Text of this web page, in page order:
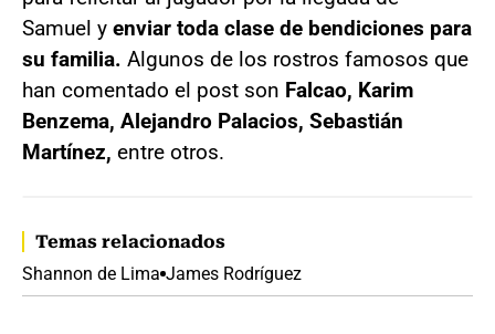
Samuel y enviar toda clase de bendiciones para
su familia. Algunos de los rostros famosos que
han comentado el post son Falcao, Karim
Benzema, Alejandro Palacios, Sebastián
Martínez, entre otros.
Temas relacionados
Shannon de Lima James Rodríguez